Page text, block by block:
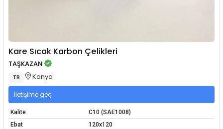
Kare Sıcak Karbon Çelikleri
TAŞKAZAN
TR Konya
İletişime geç
Kalite
C10 (SAE1008)
Ebat
120x120